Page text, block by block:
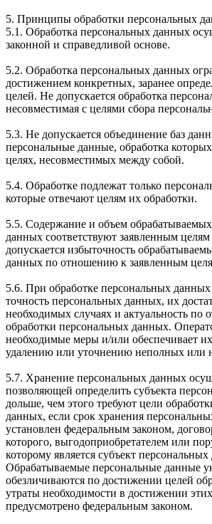
5. Принципы обработки персональных
5.1. Обработка персональных данных
законной и справедливой основе.
5.2. Обработка персональных данных
достижением конкретных, заранее
целей. Не допускается обработка
несовместимая с целями сбора
5.3. Не допускается объединение баз
персональные данные, обработка
целях, несовместимых между собой.
5.4. Обработке подлежат только
которые отвечают целям их обработки.
5.5. Содержание и объем
данных соответствуют заявленным
допускается избыточность
данных по отношению к заявленным
5.6. При обработке персональных данных
точность персональных данных, их
необходимых случаях и актуальность
обработки персональных данных.
необходимые меры и/или обеспечивает
удалению или уточнению неполных или
5.7. Хранение персональных данных
позволяющей определить субъекта
дольше, чем этого требуют цели
данных, если срок хранения
установлен федеральным законом,
которого, выгодоприобретателем или
которому является субъект
Обрабатываемые персональные данные
обезличиваются по достижении целей
утраты необходимости в достижении
предусмотрено федеральным законом.